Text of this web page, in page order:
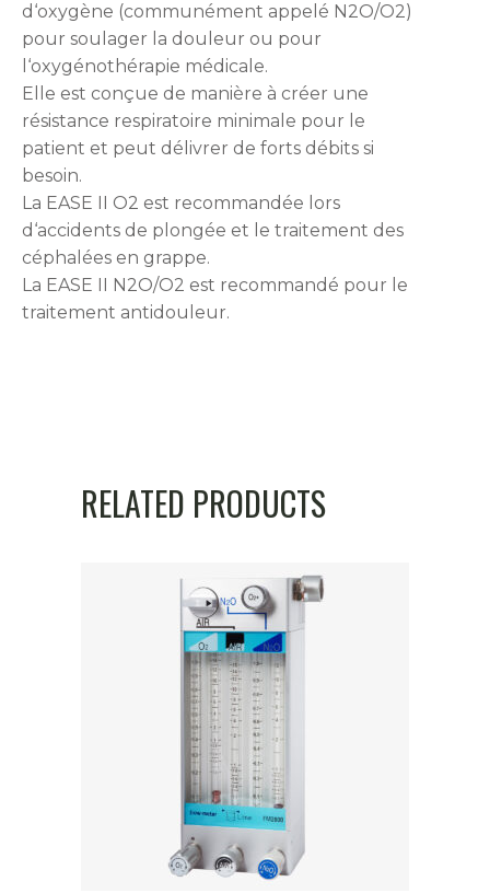
d‘oxygène (communément appelé N2O/O2)
pour soulager la douleur ou pour
l‘oxygénothérapie médicale.
Elle est conçue de manière à créer une
résistance respiratoire minimale pour le
patient et peut délivrer de forts débits si
besoin.
La EASE II O2 est recommandée lors
d‘accidents de plongée et le traitement des
céphalées en grappe.
La EASE II N2O/O2 est recommandé pour le
traitement antidouleur.
RELATED PRODUCTS